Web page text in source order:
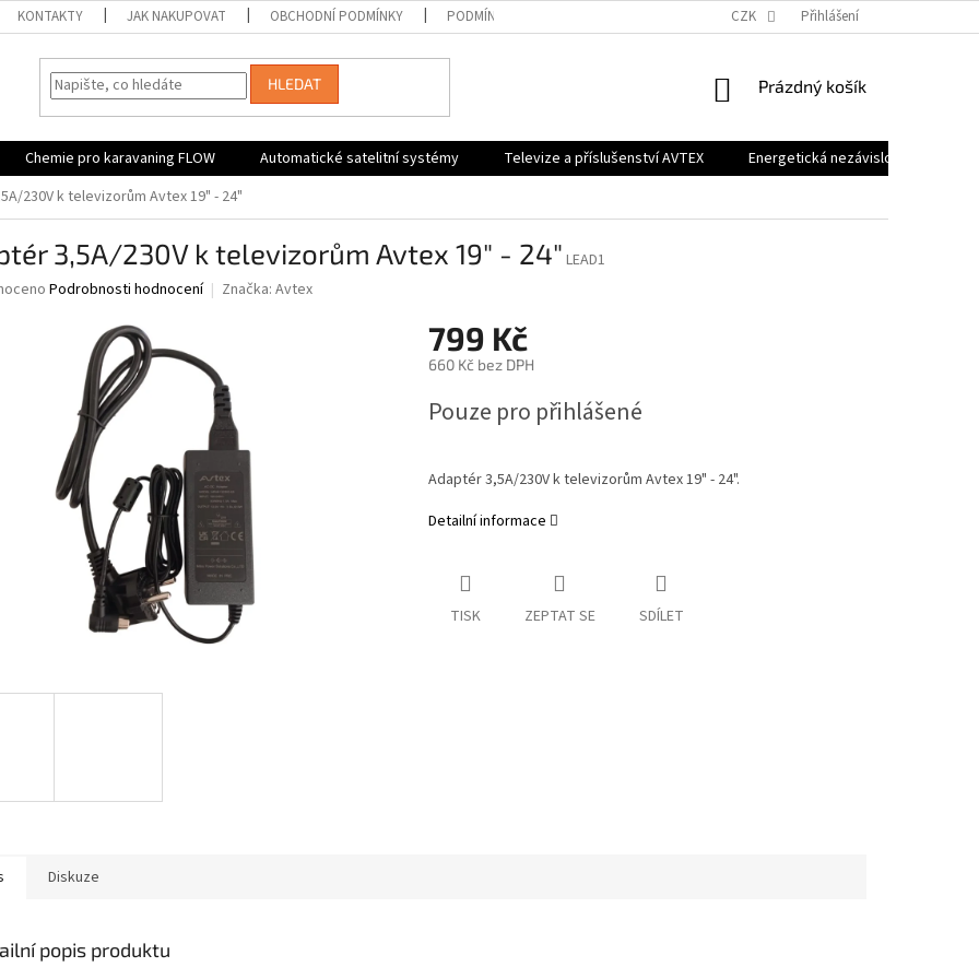
KONTAKTY JAK NAKUPOVAT OBCHODNÍ PODMÍNKY PODMÍNKY OCHRANY OSOBNÍCH ÚDAJŮ CZK Přihlášení
HLEDAT
NÁKUPNÍ
Prázdný košík
Chemie pro karavaning FLOW Automatické satelitní systémy Televize a příslušenství AVTEX
Energetická nezávislost RENOGY
230V k televizorům Avtex 19" - 24"
3,5A/230V k televizorům Avtex 19" - 24" LEAD1
Podrobnosti hodnocení Značka: Avtex
799 Kč
660 Kč bez DPH
cena:
Pouze pro přihlášené
Adaptér 3,5A/230V k televizorům Avtex 19" - 24".
Detailní informace
TISK ZEPTAT SE SDÍLET
Diskuze
popis produktu